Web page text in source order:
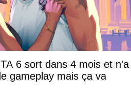
6 sort dans 4 mois et n'a
gameplay mais ça va